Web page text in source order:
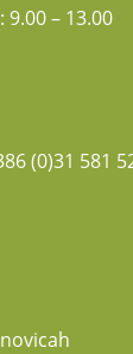
– 13.00
(0)31 581